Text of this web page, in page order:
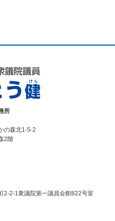
所
の森北1-5-2
2階
2-2-1衆議院第一議員会館822号室